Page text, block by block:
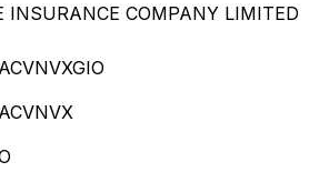
COMPANY LIMITED